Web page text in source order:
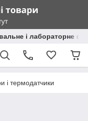
і лабораторне
і термодатчики